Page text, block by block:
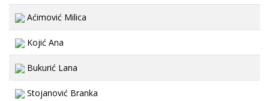
Aćimović Milica
Kojić Ana
Bukurić Lana
Stojanović Branka